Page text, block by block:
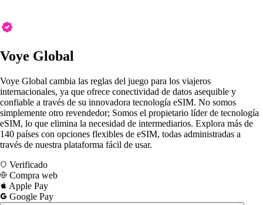
Voye Global
Voye Global cambia las reglas del juego para los viajeros
internacionales, ya que ofrece conectividad de datos asequible y
confiable a través de su innovadora tecnología eSIM. No somos
simplemente otro revendedor; Somos el propietario líder de tecnología
eSIM, lo que elimina la necesidad de intermediarios. Explora más de
140 países con opciones flexibles de eSIM, todas administradas a
través de nuestra plataforma fácil de usar.
Verificado
Compra web
Apple Pay
Google Pay